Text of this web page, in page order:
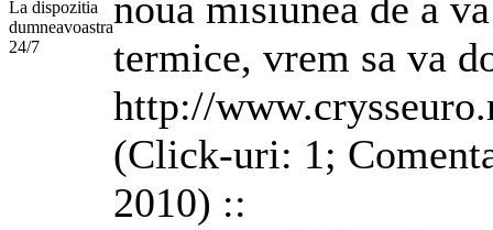
termice, vrem sa va
http://
(Click-uri: 1;
2010) ::